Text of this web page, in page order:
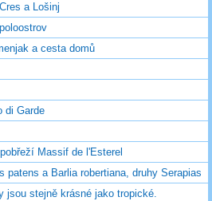
a Lošinj
a cesta domů
di Garde
Massif de l'Esterel
patens a Barlia robertiana, druhy Serapias
jsou stejně krásné jako tropické.